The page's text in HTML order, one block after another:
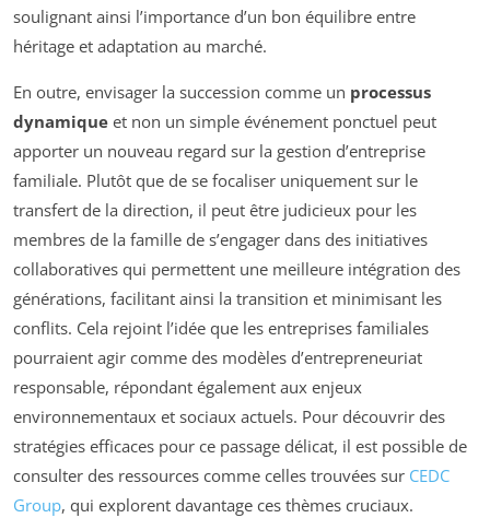
soulignant ainsi l’importance d’un bon équilibre entre
héritage et adaptation au marché.
En outre, envisager la succession comme un processus
dynamique et non un simple événement ponctuel peut
apporter un nouveau regard sur la gestion d’entreprise
familiale. Plutôt que de se focaliser uniquement sur le
transfert de la direction, il peut être judicieux pour les
membres de la famille de s’engager dans des initiatives
collaboratives qui permettent une meilleure intégration des
générations, facilitant ainsi la transition et minimisant les
conflits. Cela rejoint l’idée que les entreprises familiales
pourraient agir comme des modèles d’entrepreneuriat
responsable, répondant également aux enjeux
environnementaux et sociaux actuels. Pour découvrir des
stratégies efficaces pour ce passage délicat, il est possible de
consulter des ressources comme celles trouvées sur CEDC
Group, qui explorent davantage ces thèmes cruciaux.